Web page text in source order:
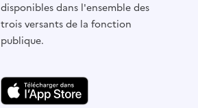
disponibles dans l'ensemble des
trois versants de la fonction
publique.